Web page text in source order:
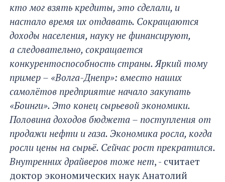
кто мог взять кредиты, это сделали, и
настало время их отдавать. Сокращаются
доходы населения, науку не финансируют,
а следовательно, сокращается
конкурентоспособность страны. Яркий тому
пример – «Волга-Днепр»: вместо наших
самолётов предприятие начало закупать
«Боинги». Это конец сырьевой экономики.
Половина доходов бюджета – поступления от
продажи нефти и газа. Экономика росла, когда
росли цены на сырьё. Сейчас рост прекратился.
Внутренних драйверов тоже нет, - считает
доктор экономических наук Анатолий